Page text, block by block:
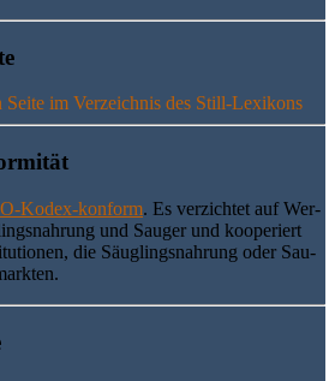
Kodex-kon­form. Es ver­zich­tet auf Wer­
und Sau­ger und koope­riert
die Säug­lings­nah­rung oder Sau­